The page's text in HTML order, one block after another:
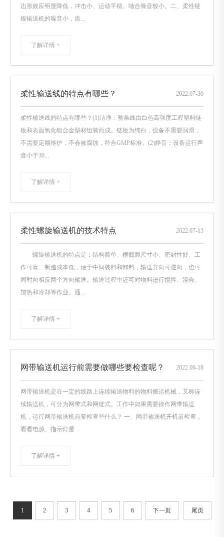
边形效应明显降低，冲击小、运动平稳、啮合噪音较小。二、柔性链
板输送机的噪音小，齿...
了解详情 +
2022.07-30
柔性输送线的特点有哪些？
柔性输送线的特点有哪些？(1)洁净：整条线由白色高强度工程塑料链
板和表面氧化铝合金型材组装而成。链板为纯白，设备不需要润滑，
不需要定期维护，不会被腐蚀，符合GMP标准。(2)静音：设备运行声
音小于30...
了解详情 +
2022.07-13
柔性螺旋输送机的技术特点
螺旋输送机的特点是：结构简单、横截面尺寸小、密封性好、工
作可靠、制造成本低，便于中间装料和卸料，输送方向可逆向，也可
同时向相反两个方向输送。输送过程中还可对物料进行搅拌、混合、
加热和冷却等作业。通...
了解详情 +
2022.06-18
网带输送机运行前需要做哪些要检查呢？
网带输送机是在一定的线路上连续输送物料的物料搬运机械，又称连
续输送机，可分为网带式和网链式。工作中如果需要操作网带输送
机，运行网带输送机前要检查些什么？ 一、网带输送机开机前检查，
看看电源、指示灯是...
了解详情 +
1 2 3 4 5 6 下一页 尾页